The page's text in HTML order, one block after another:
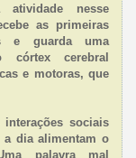
atividade nesse
as primeiras
e guarda uma
córtex cerebral
e motoras, que
sociais
dia alimentam o
palavra mal